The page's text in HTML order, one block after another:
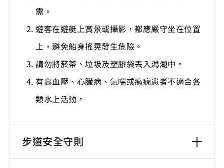
需。
遊客在遊艇上賞景或攝影，都應嚴守坐在位置
上，避免船身搖晃發生危險。
請勿將菸蒂、垃圾及塑膠袋丟入潟湖中。
有高血壓、心臟病、氣喘或癲癇患者不適合各
類水上活動。
步道安全守則